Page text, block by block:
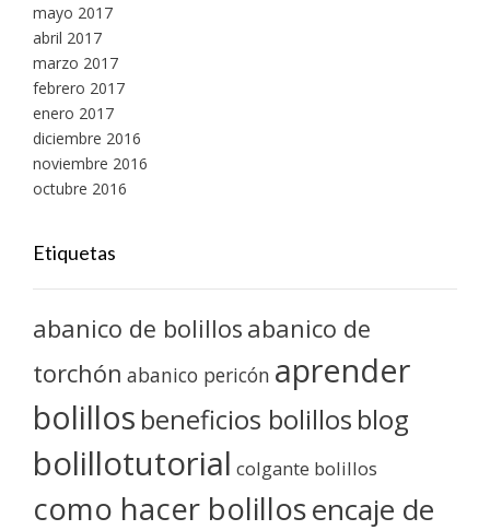
mayo 2017
abril 2017
marzo 2017
febrero 2017
enero 2017
diciembre 2016
noviembre 2016
octubre 2016
Etiquetas
abanico de bolillos abanico de
torchón abanico pericón aprender
bolillos beneficios bolillos blog
bolillotutorial colgante bolillos
como hacer bolillosencaje de